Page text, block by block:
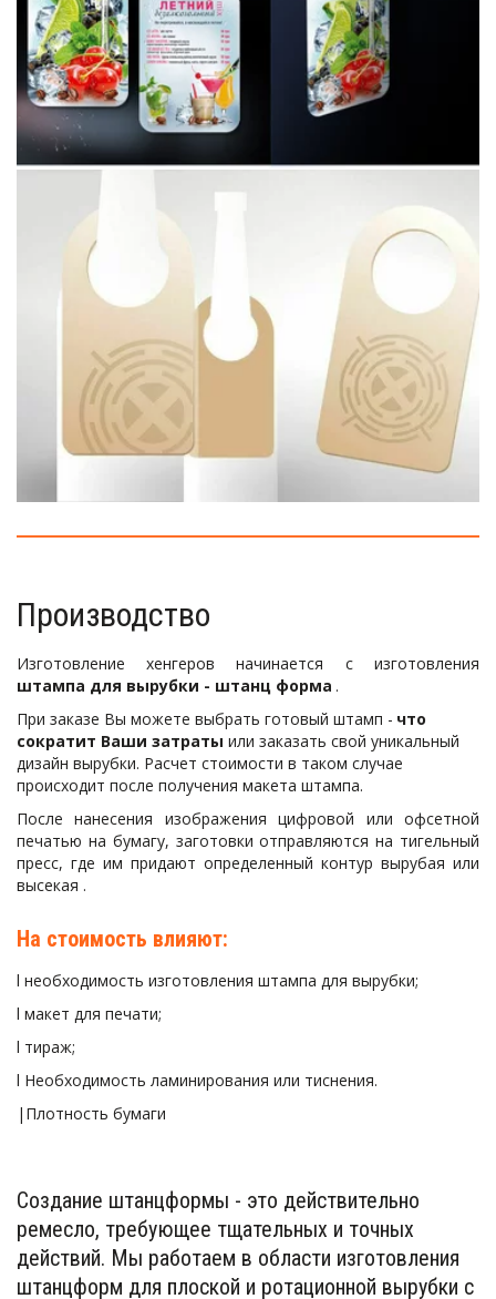
Производство
Изготовление хенгеров начинается с изготовления
штампа для вырубки - штанц форма .
При заказе Вы можете выбрать готовый штамп - что
сократит Ваши затраты или заказать свой уникальный
дизайн вырубки. Расчет стоимости в таком случае
происходит после получения макета штампа.
После нанесения изображения цифровой или офсетной
печатью на бумагу, заготовки отправляются на тигельный
пресс, где им придают определенный контур вырубая или
высекая .
На стоимость влияют:
l необходимость изготовления штампа для вырубки;
l макет для печати;
l тираж;
l Необходимость ламинирования или тиснения.
|Плотность бумаги
Создание штанцформы - это действительно
ремесло, требующее тщательных и точных
действий. Мы работаем в области изготовления
штанцформ для плоской и ротационной вырубки с